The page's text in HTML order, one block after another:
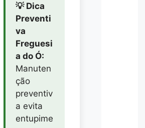
💡 Dica
Preventi
va
Freguesi
a do Ó:
Manuten
ção
preventiv
a evita
entupime